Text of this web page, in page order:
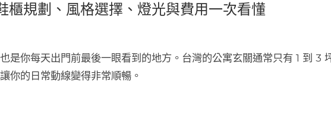
櫃規劃、風格選擇、燈光與費用一次看懂
是你每天出門前最後一眼看到的地方。台灣的公寓玄關通常只有 1 到
你的日常動線變得非常順暢。